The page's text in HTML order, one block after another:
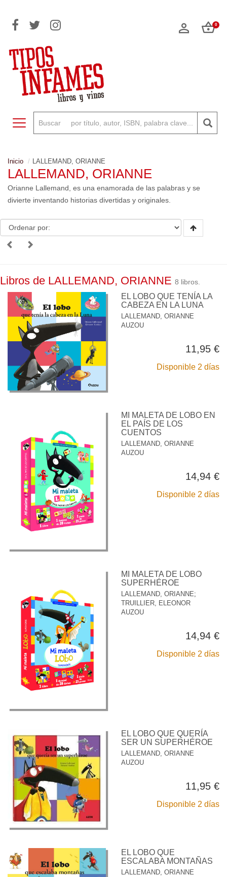
0
Toggle navigation
Inicio LALLEMAND, ORIANNE
LALLEMAND, ORIANNE
Orianne Lallemand, es una enamorada de las palabras y se
divierte inventando historias divertidas y originales.
Libros de LALLEMAND, ORIANNE 8 libros.
EL LOBO QUE TENÍA LA
CABEZA EN LA LUNA
LALLEMAND, ORIANNE
AUZOU
11,95 €
Disponible 2 días
MI MALETA DE LOBO EN
EL PAÍS DE LOS
CUENTOS
LALLEMAND, ORIANNE
AUZOU
14,94 €
Disponible 2 días
MI MALETA DE LOBO
SUPERHÉROE
LALLEMAND, ORIANNE;
TRUILLIER, ELEONOR
AUZOU
14,94 €
Disponible 2 días
EL LOBO QUE QUERÍA
SER UN SUPERHÉROE
LALLEMAND, ORIANNE
AUZOU
11,95 €
Disponible 2 días
EL LOBO QUE
ESCALABA MONTAÑAS
LALLEMAND, ORIANNE